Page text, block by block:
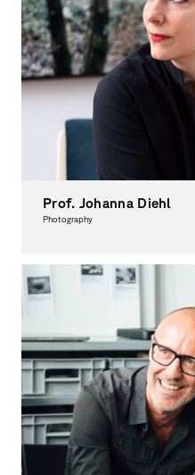
Prof. Johanna Diehl
Photography